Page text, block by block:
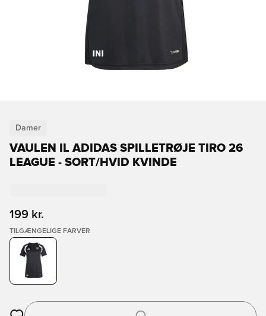
Damer
VAULEN IL ADIDAS SPILLETRØJE TIRO 26
LEAGUE - SORT/HVID KVINDE
199 kr.
TILGÆNGELIGE FARVER